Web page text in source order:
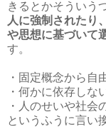
きるとかそういう
人に強制されたり
や思想に基づいて
す。
・固定概念から自
・何かに依存しな
・人のせいや社会
というふうに言い